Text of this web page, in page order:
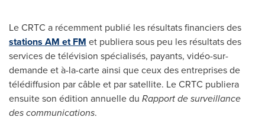
Le CRTC a récemment publié les résultats financiers des
stations AM et FM et publiera sous peu les résultats des
services de télévision spécialisés, payants, vidéo-sur-
demande et à-la-carte ainsi que ceux des entreprises de
télédiffusion par câble et par satellite. Le CRTC publiera
ensuite son édition annuelle du Rapport de surveillance
des communications.